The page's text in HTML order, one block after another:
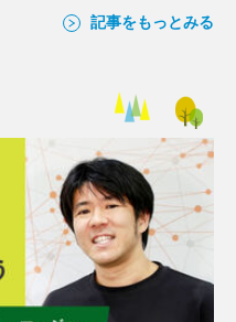
記事をもっとみる